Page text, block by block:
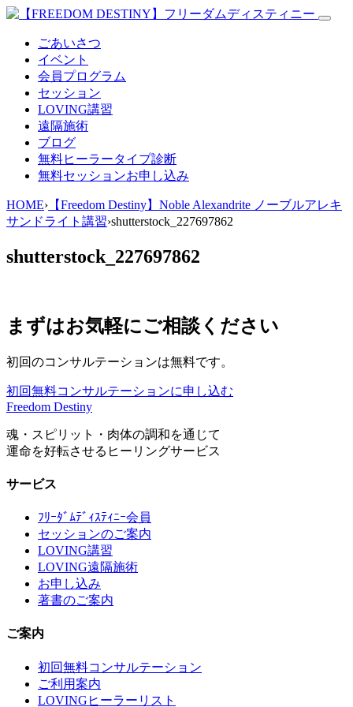
ごあいさつ
イベント
会員プログラム
セッション
LOVING講習
遠隔施術
ブログ
無料ヒーラータイプ診断
無料セッションお申し込み
HOME› 【Freedom Destiny】Noble Alexandrite ノーブルアレキ
サンドライト講習›shutterstock_227697862
shutterstock_227697862
まずはお気軽にご相談ください
初回のコンサルテーションは無料です。
初回無料コンサルテーションに申し込む
Freedom Destiny
魂・スピリット・肉体の調和を通じて
運命を好転させるヒーリングサービス
サービス
ﾌﾘｰﾀﾞﾑﾃﾞｨｽﾃｨﾆｰ会員
セッションのご案内
LOVING講習
LOVING遠隔施術
お申し込み
著書のご案内
ご案内
初回無料コンサルテーション
ご利用案内
LOVINGヒーラーリスト